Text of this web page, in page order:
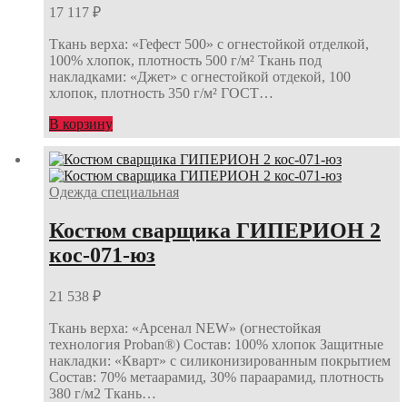
17 117 ₽
Ткань верха: «Гефест 500» с огнестойкой отделкой,
100% хлопок, плотность 500 г/м² Ткань под
накладками: «Джет» с огнестойкой отдекой, 100
хлопок, плотность 350 г/м² ГОСТ…
В корзину
Одежда специальная
Костюм сварщика ГИПЕРИОН 2
кос-071-юз
21 538 ₽
Ткань верха: «Арсенал NEW» (огнестойкая
технология Proban®) Состав: 100% хлопок Защитные
накладки: «Кварт» с силиконизированным покрытием
Состав: 70% метаарамид, 30% параарамид, плотность
380 г/м2 Ткань…